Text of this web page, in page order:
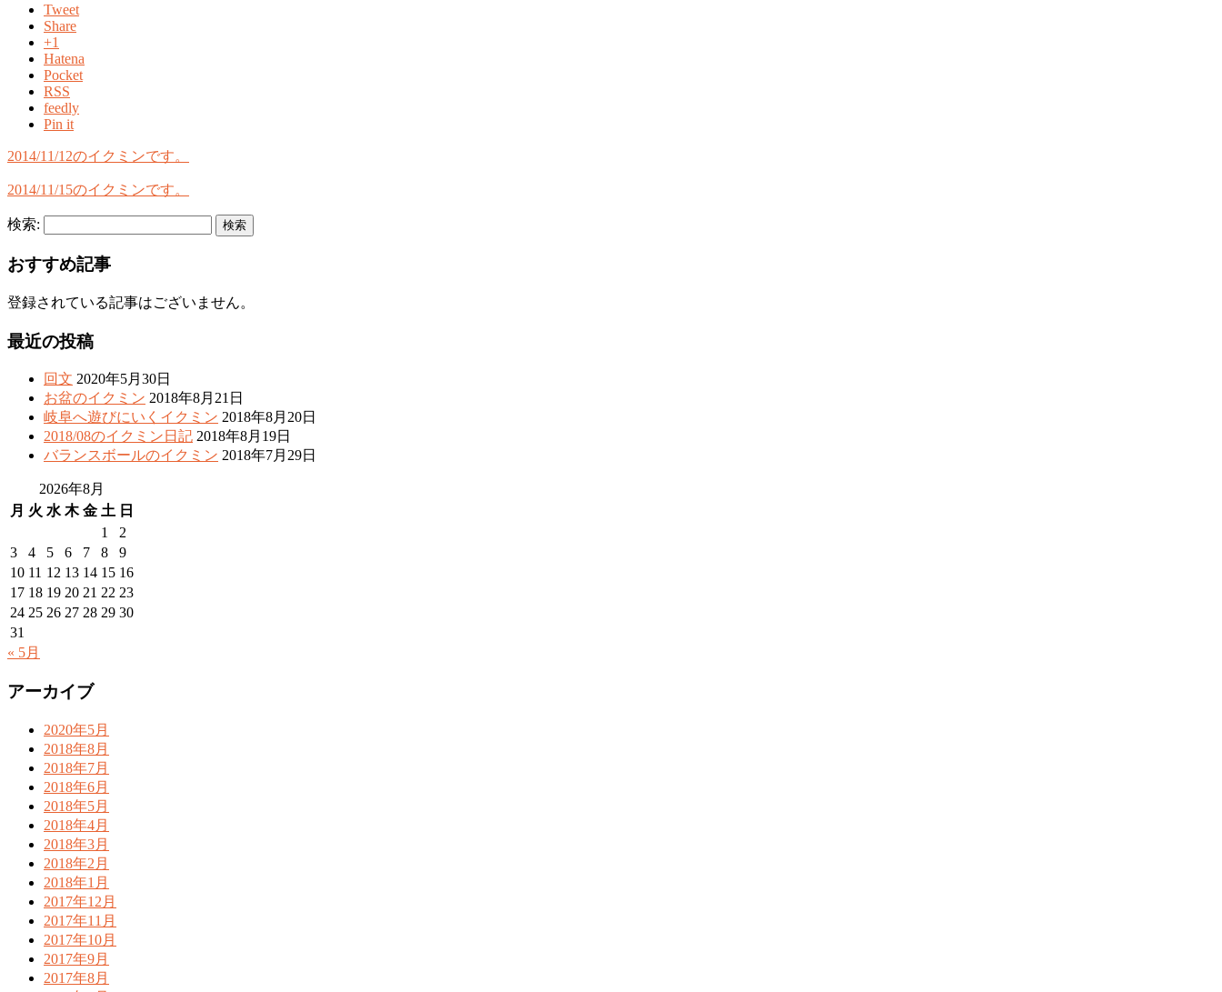
Tweet
Share
+1
Hatena
Pocket
RSS
feedly
Pin it
2014/11/12のイクミンです。
2014/11/15のイクミンです。
検索:
おすすめ記事
登録されている記事はございません。
最近の投稿
回文 2020年5月30日
お盆のイクミン 2018年8月21日
岐阜へ遊びにいくイクミン 2018年8月20日
2018/08のイクミン日記 2018年8月19日
バランスボールのイクミン 2018年7月29日
2026年8月
月 火 水 木 金 土 日
1
2
3
4 5 6 7 8
9
10 11 12 13 14 15 16
17 18 19 20 21 22 23
24 25 26 27 28 29 30
31
« 5月
アーカイブ
2020年5月
2018年8月
2018年7月
2018年6月
2018年5月
2018年4月
2018年3月
2018年2月
2018年1月
2017年12月
2017年11月
2017年10月
2017年9月
2017年8月